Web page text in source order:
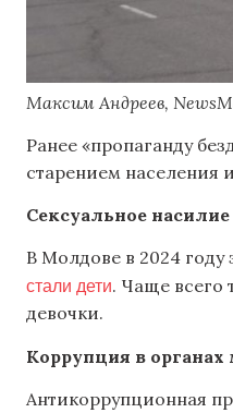
Максим Андреев,
Ранее «пропаганду
старением населения
Сексуальное
В Молдове в 2024 году
стали дети. Чаще всего
девочки.
Коррупция в
Антикоррупционная